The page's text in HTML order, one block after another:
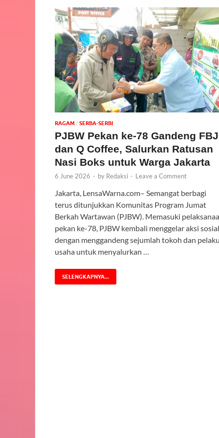
‎RAGAM / SERBA-SERBI
PJBW Pekan ke-78 Gandeng FBJ
dan Q Coffee, Salurkan Ratusan
Nasi Boks untuk Warga Jakarta
6 June 2026 - by Redaksi - Leave a Comment
Jakarta, LensaWarna.com– Semangat berbagi
terus ditunjukkan Komunitas Program Jumat
Berkah Wartawan (PJBW). Memasuki
pekan ke-78, PJBW kembali menggelar aksi sosial
dengan menggandeng sejumlah tokoh dan
usaha untuk menyalurkan …
SELENGKAPNYA...